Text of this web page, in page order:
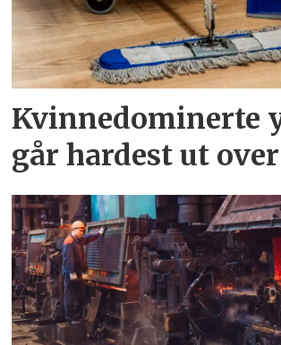
Kvinnedominerte
går hardest ut